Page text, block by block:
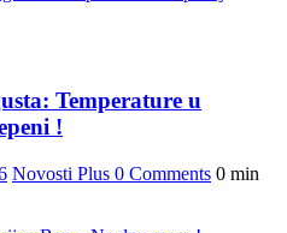
Temperature u
!
Novosti Plus 0 Comments 0 min